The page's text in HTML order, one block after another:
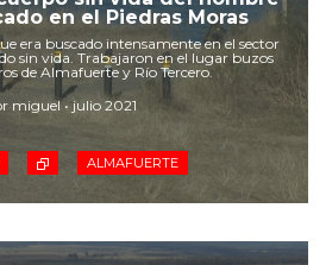
Cruz del Eje
de Ansenuza
Carlota y zona
y sur
Bell Ville
Río Tercero
en el Piedras Moras
era buscado intensamente en el sector
sin vida. Trabajaron en el lugar buzos
de Almafuerte y Río Tercero.
miguel • julio 2021
ALMAFUERTE